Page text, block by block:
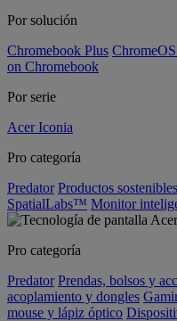
Por solución
Chromebook Plus
on Chromebook
Por serie
Acer Iconia
Pro categoría
Predator Productos sostenibles
SpatialLabs™ Monitor
Pro categoría
Predator Prendas, bolsos y
acoplamiento y dongles
mouse y lápiz óptico